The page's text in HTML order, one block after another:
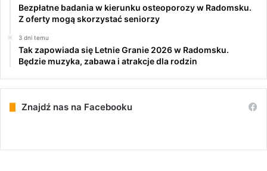
Bezpłatne badania w kierunku osteoporozy w Radomsku.
Z oferty mogą skorzystać seniorzy
3 dni temu
Tak zapowiada się Letnie Granie 2026 w Radomsku.
Będzie muzyka, zabawa i atrakcje dla rodzin
Znajdź nas na Facebooku